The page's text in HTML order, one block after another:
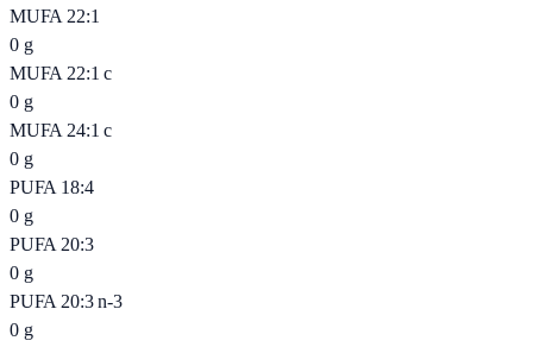
MUFA 22:1
0 g
MUFA 22:1 c
0 g
MUFA 24:1 c
0 g
PUFA 18:4
0 g
PUFA 20:3
0 g
PUFA 20:3 n-3
0 g